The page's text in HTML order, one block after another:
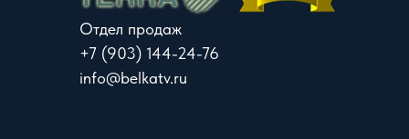
Отдел продаж
+7 (903) 144-24-76
info@belkatv.ru